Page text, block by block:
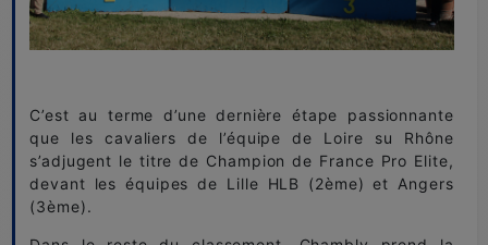
C’est au terme d’une dernière étape passionnante
que les cavaliers de l’équipe de Loire su Rhône
s’adjugent le titre de Champion de France Pro Elite,
devant les équipes de Lille HLB (2ème) et Angers
(3ème).